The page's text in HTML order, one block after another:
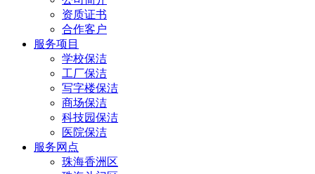
资质证书
合作客户
服务项目
学校保洁
工厂保洁
写字楼保洁
商场保洁
科技园保洁
医院保洁
服务网点
珠海香洲区